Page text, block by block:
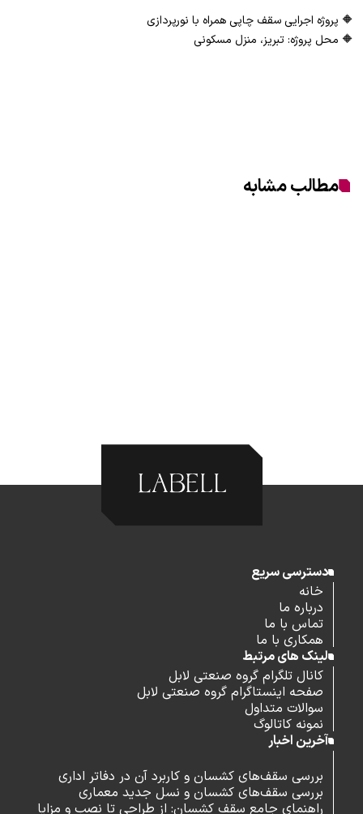
🔶 پروژه اجرایی سقف چاپی همراه با نورپردازی
🔶 محل پروژه: تبریز، منزل مسکونی
مطالب مشابه
دسترسی سریع
خانه
درباره ما
تماس با ما
همکاری با ما
لینک های مرتبط
کانال تلگرام گروه صنعتی لابل
صفحه اینستاگرام گروه صنعتی لابل
سوالات متداول
نمونه کاتالوگ
آخرین اخبار
بررسی سقف‌های کشسان و کاربرد آن در دفاتر اداری
بررسی سقف‌های کشسان و نسل جدید معماری
راهنمای جامع سقف کشسان: از طراحی تا نصب و مزایا